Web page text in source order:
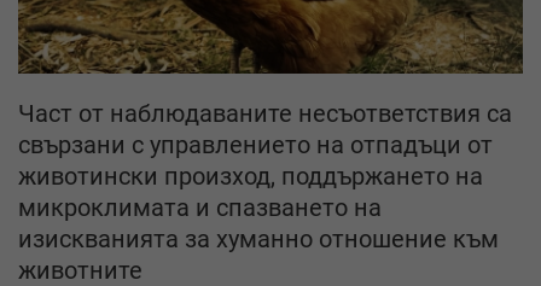
Част от наблюдаваните несъответствия са
свързани с управлението на отпадъци от
животински произход, поддържането на
микроклимата и спазването на
изискванията за хуманно отношение към
животните